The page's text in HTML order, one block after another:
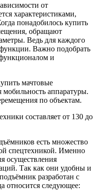
от
характеристиками,
понадобилось купить
обращают
Ведь для каждого
Важно подобрать
и
мачтовые
аппаратуры.
по объектам.
составляет от 130 до
есть множество
спецтехникой. Именно
осуществления
Так как они удобны и
разработан с
относится следующее: